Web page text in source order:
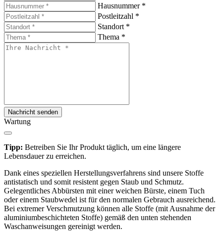
Hausnummer *
Postleitzahl *
Standort *
Thema *
Nachricht senden
Wartung
Tipp: Betreiben Sie Ihr Produkt täglich, um eine längere
Lebensdauer zu erreichen.
Dank eines speziellen Herstellungsverfahrens sind unsere Stoffe
antistatisch und somit resistent gegen Staub und Schmutz.
Gelegentliches Abbürsten mit einer weichen Bürste, einem Tuch
oder einem Staubwedel ist für den normalen Gebrauch ausreichend.
Bei extremer Verschmutzung können alle Stoffe (mit Ausnahme der
aluminiumbeschichteten Stoffe) gemäß den unten stehenden
Waschanweisungen gereinigt werden.